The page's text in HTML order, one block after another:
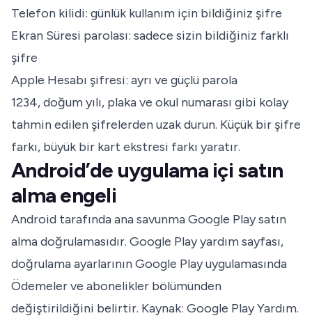
Telefon kilidi: günlük kullanım için bildiğiniz şifre
Ekran Süresi parolası: sadece sizin bildiğiniz farklı
şifre
Apple Hesabı şifresi: ayrı ve güçlü parola
1234, doğum yılı, plaka ve okul numarası gibi kolay
tahmin edilen şifrelerden uzak durun. Küçük bir şifre
farkı, büyük bir kart ekstresi farkı yaratır.
Android’de uygulama içi satın
alma engeli
Android tarafında ana savunma Google Play satın
alma doğrulamasıdır. Google Play yardım sayfası,
doğrulama ayarlarının Google Play uygulamasında
Ödemeler ve abonelikler bölümünden
değiştirildiğini belirtir. Kaynak: Google Play Yardım.